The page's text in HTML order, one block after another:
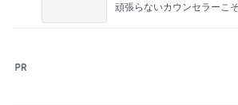
頑張らないカウンセラーこ
3